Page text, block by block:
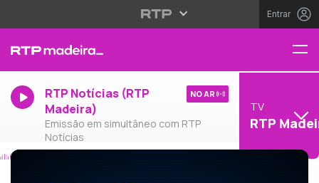
Entrar
RTP Notícias (RTP
Madeira)
Emissão em simultâneo com RTP
Notícias
NO AR
TV
RTP